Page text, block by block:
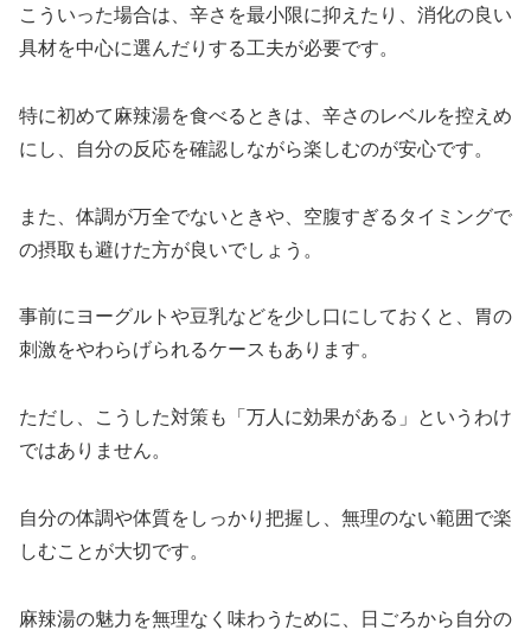
こういった場合は、辛さを最小限に抑えたり、消化の良い
具材を中心に選んだりする工夫が必要です。
特に初めて麻辣湯を食べるときは、辛さのレベルを控えめ
にし、自分の反応を確認しながら楽しむのが安心です。
また、体調が万全でないときや、空腹すぎるタイミングで
の摂取も避けた方が良いでしょう。
事前にヨーグルトや豆乳などを少し口にしておくと、胃の
刺激をやわらげられるケースもあります。
ただし、こうした対策も「万人に効果がある」というわけ
ではありません。
自分の体調や体質をしっかり把握し、無理のない範囲で楽
しむことが大切です。
麻辣湯の魅力を無理なく味わうために、日ごろから自分の